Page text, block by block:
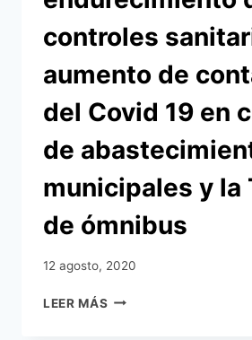
controles
aumento de
del Covid 19 en
de
municipales y la
de ómnibus
12 agosto, 2020
LEER MÁS MUNICIPALIDAD